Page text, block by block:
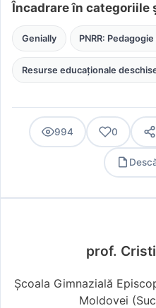
Încadrare în
Genially PNRR:
Resurse educaționale
994 0
prof.
Școala Gimnazială
Moldovei